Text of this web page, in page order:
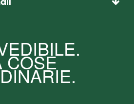
COSE